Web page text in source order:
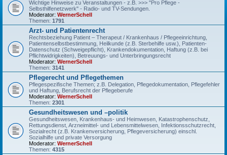
Wichtige Hinweise zu Veranstaltungen - z.B. >>> "Pro Pflege -
Selbsthilfenetzwerk" - Radio- und TV-Sendungen.
Moderator: WernerSchell
Themen: 1791
Arzt- und Patientenrecht
Rechtsbeziehung Patient – Therapeut / Krankenhaus / Pflegeeinrichtung,
Patientenselbstbestimmung, Heilkunde (z.B. Sterbehilfe usw.), Patienten-
Datenschutz (Schweigepflicht), Krankendokumentation, Haftung (z.B. bei
Pflichtwidrigkeiten), Betreuungs- und Unterbringungsrecht
Moderator: WernerSchell
Themen: 3141
Pflegerecht und Pflegethemen
Pflegespezifische Themen; z.B. Delegation, Pflegedokumentation, Pflegefehler
und Haftung, Berufsrecht der Pflegeberufe
Moderator: WernerSchell
Themen: 2301
Gesundheitswesen und –politik
Gesundheitswesen, Krankenhaus- und Heimwesen, Katastrophenschutz,
Rettungsdienst, Arzneimittel- und Lebensmittelwesen, Infektionsschutzrecht,
Sozialrecht (z.B. Krankenversicherung, Pflegeversicherung) einschl.
Sozialhilfe und private Versorgung
Moderator: WernerSchell
Themen: 4315